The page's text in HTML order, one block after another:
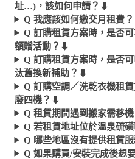
址…)，該如何申請？ ⬇︎
Q 我應該如何繳交月租費？
Q 訂購租賃方案時，是否
額贈活動？ ⬇︎
Q 訂購租賃方案時，是否
汰舊換新補助？ ⬇︎
Q 訂購空調／洗乾衣機租
廢四機？ ⬇︎
Q 租賃期間遇到搬家需移
Q 若租賃地址位於溫泉硫
Q 哪些地區沒有提供租賃服
Q 如果購買/安裝完成後想